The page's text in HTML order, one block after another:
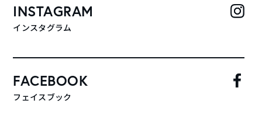
INSTAGRAM
インスタグラム
FACEBOOK
フェイスブック